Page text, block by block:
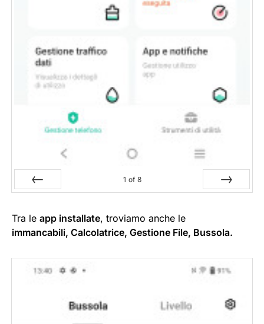
1 of 8
Tra le app installate, troviamo anche le
immancabili, Calcolatrice, Gestione File, Bussola.